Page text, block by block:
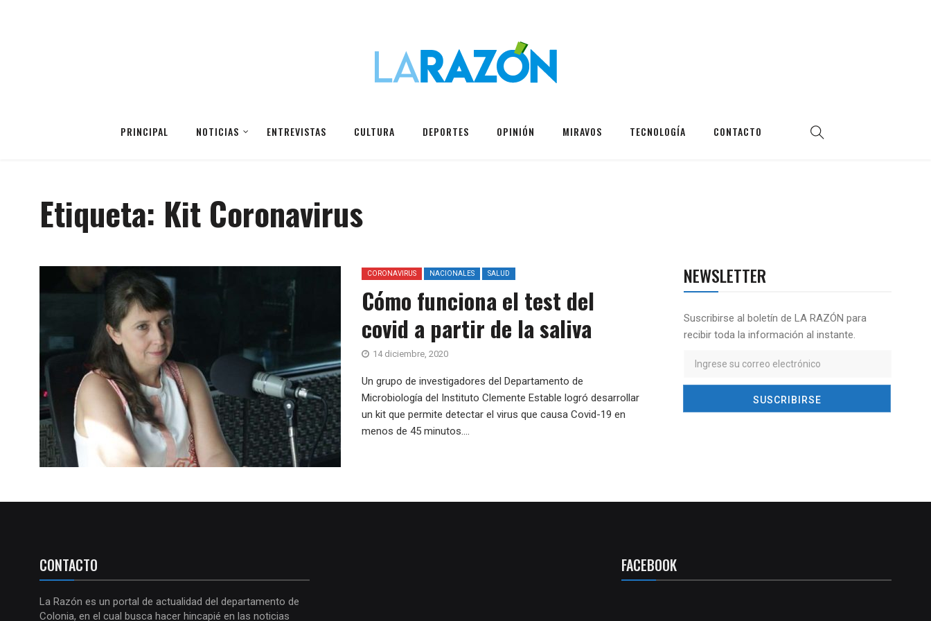
PRINCIPAL NOTICIAS ENTREVISTAS CULTURA DEPORTES OPINIÓN MIRAVOS TECNOLOGÍA CONTACTO
Etiqueta: Kit Coronavirus
CORONAVIRUS NACIONALES SALUD
Cómo funciona el test del
covid a partir de la saliva
14 diciembre, 2020
Un grupo de investigadores del Departamento de
Microbiología del Instituto Clemente Estable logró desarrollar
un kit que permite detectar el virus que causa Covid-19 en
menos de 45 minutos....
NEWSLETTER
Suscribirse al boletín de LA RAZÓN para
recibir toda la información al instante.
CONTACTO
La Razón es un portal de actualidad del departamento de
Colonia, en el cual busca hacer hincapié en las noticias
FACEBOOK